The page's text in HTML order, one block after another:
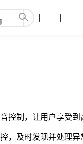
控制，让用户享受到
，及时发现并处理异